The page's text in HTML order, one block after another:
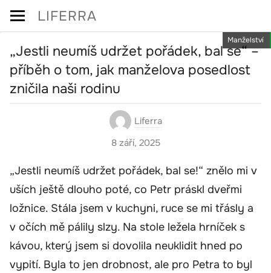
Skip
LIFERRA
Manželství
„Jestli neumíš udržet pořádek, bal se“ –
příběh o tom, jak manželova posedlost
zničila naši rodinu
Liferra
8 září, 2025
„Jestli neumíš udržet pořádek, bal se!“ znělo mi v
uších ještě dlouho poté, co Petr práskl dveřmi
ložnice. Stála jsem v kuchyni, ruce se mi třásly a
v očích mě pálily slzy. Na stole ležela hrníček s
kávou, který jsem si dovolila neuklidit hned po
vypití. Byla to jen drobnost, ale pro Petra to byl